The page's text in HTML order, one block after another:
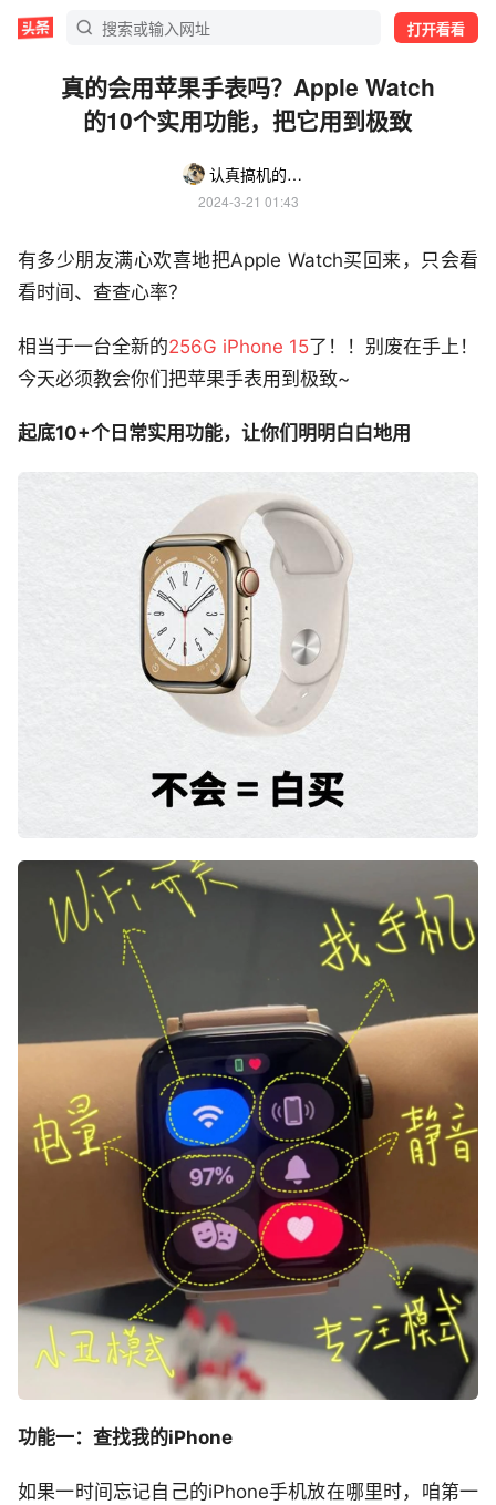
打开看看
真的会用苹果手表吗？Apple Watch
的10个实用功能，把它用到极致
认真搞机的旺柴同学
2024-3-21 01:43
有多少朋友满心欢喜地把Apple Watch买回来，只会看
看时间、查查心率？
相当于一台全新的256G iPhone 15了！！别废在手上！
今天必须教会你们把苹果手表用到极致~
起底10+个日常实用功能，让你们明明白白地用
功能一：查找我的iPhone
如果一时间忘记自己的iPhone手机放在哪里时，咱第一